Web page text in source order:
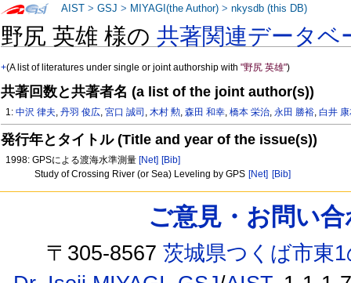
野尻 英雄 様の共著関連データベ
+(A list of literatures under single or joint authorship with"野尻 英雄")
共著回数と共著者名 (a list of the joint author(s))
1:中沢 律夫,丹羽 俊広,宮口 誠司 ,木村 勲,森田 和幸,橋本 栄治,永田 勝裕,白井
発行年とタイトル (Title and year of the issue(s))
1998: GPSによる渡海水準測量 [Net] [Bib]
Study of Crossing River (or Sea) Leveling by GPS [Net] [Bib]
AIST >GSJ > MIYAGI(the Author) >nkysdb (this DB)
ご意見・お問い
〒305-8567茨城県つくば市東